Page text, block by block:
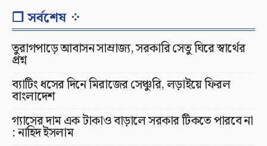
❐ সর্বশেষ ⁘
তুরাগপাড়ে আবাসন সাম্রাজ্য, সরকারি সেতু ঘিরে স্বার্থের
প্রশ্ন
ব্যাটিং ধসের দিনে মিরাজের সেঞ্চুরি, লড়াইয়ে ফিরল
বাংলাদেশ
গ্যাসের দাম এক টাকাও বাড়ালে সরকার টিকতে পারবে না
: নাহিদ ইসলাম